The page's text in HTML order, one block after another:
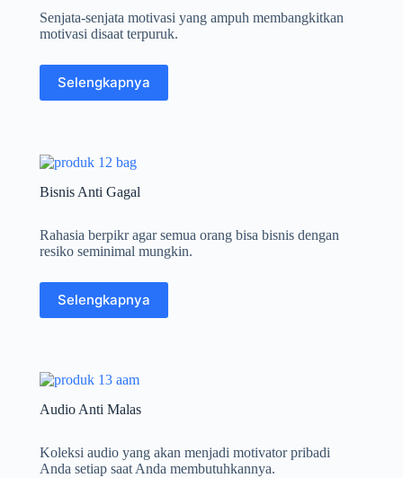
Senjata-senjata motivasi yang ampuh membangkitkan
motivasi disaat terpuruk.
Selengkapnya
Bisnis Anti Gagal
Rahasia berpikr agar semua orang bisa bisnis dengan
resiko seminimal mungkin.
Selengkapnya
Audio Anti Malas
Koleksi audio yang akan menjadi motivator pribadi
Anda setiap saat Anda membutuhkannya.